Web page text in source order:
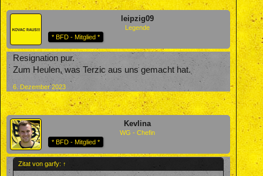
leipzig09
Legende
* BFD - Mitglied *
Resignation pur.
Zum Heulen, was Terzic aus uns gemacht hat.
6. Dezember 2023
Kevlina
WG - Chefin
* BFD - Mitglied *
Zitat von garfy: ↑